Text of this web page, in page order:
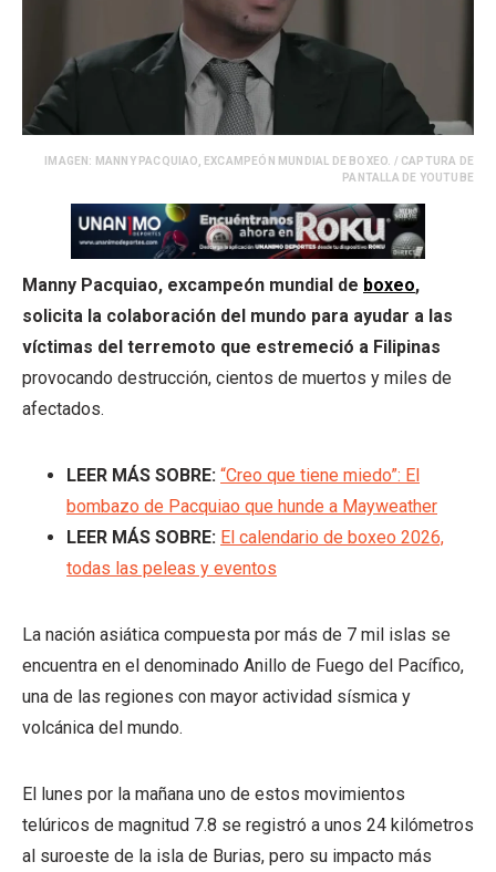
IMAGEN: MANNY PACQUIAO, EXCAMPEÓN MUNDIAL DE BOXEO. / CAPTURA DE
PANTALLA DE YOUTUBE
Manny Pacquiao, excampeón mundial de boxeo,
solicita la colaboración del mundo para ayudar a las
víctimas del terremoto que estremeció a Filipinas
provocando destrucción, cientos de muertos y miles de
afectados.
LEER MÁS SOBRE: “Creo que tiene miedo”: El
bombazo de Pacquiao que hunde a Mayweather
LEER MÁS SOBRE: El calendario de boxeo 2026,
todas las peleas y eventos
La nación asiática compuesta por más de 7 mil islas se
encuentra en el denominado Anillo de Fuego del Pacífico,
una de las regiones con mayor actividad sísmica y
volcánica del mundo.
El lunes por la mañana uno de estos movimientos
telúricos de magnitud 7.8 se registró a unos 24 kilómetros
al suroeste de la isla de Burias, pero su impacto más